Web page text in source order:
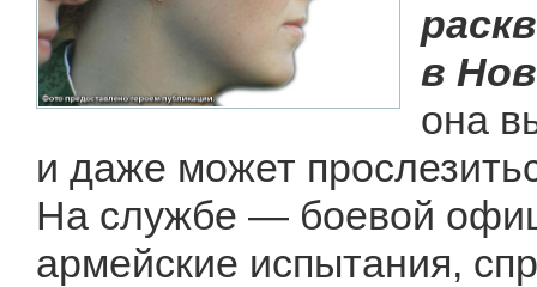
в
она
и даже может
На службе — боевой
армейские испытания,